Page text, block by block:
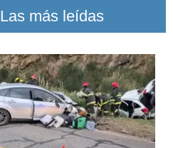
Las más leídas